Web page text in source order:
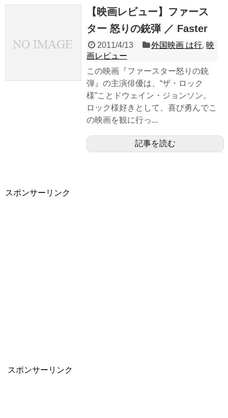
【映画レビュー】ファース
ター 怒りの銃弾 ／ Faster
2011/4/13 外国映画 は行, 映
画レビュー
この映画『ファースター怒りの銃
弾』の主演俳優は、“ザ・ロック
様”ことドウェイン・ジョンソン。
ロック様好きとして、喜び勇んでこ
の映画を観に行っ...
記事を読む
スポンサーリンク
スポンサーリンク